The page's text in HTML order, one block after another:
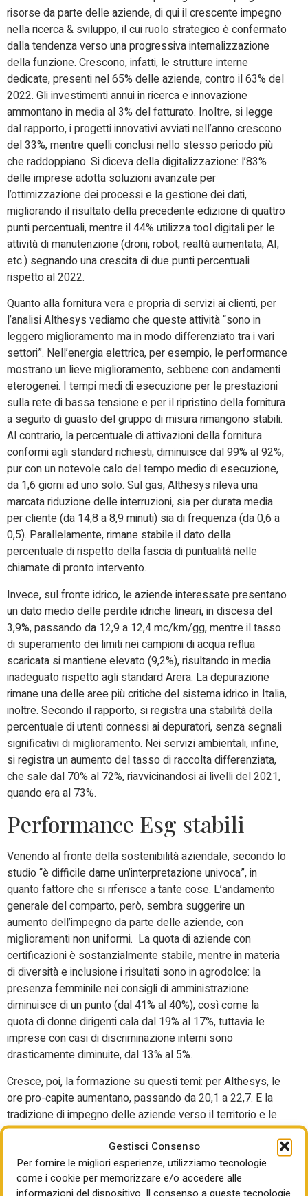
Gestisci Consenso
Per fornire le migliori esperienze, utilizziamo tecnologie
come i cookie per memorizzare e/o accedere alle
informazioni del dispositivo. Il consenso a queste tecnologie
risorse da parte delle aziende, di qui il crescente impegno
nella ricerca & sviluppo, il cui ruolo strategico è confermato
dalla tendenza verso una progressiva internalizzazione
della funzione. Crescono, infatti, le strutture interne
dedicate, presenti nel 65% delle aziende, contro il 63% del
2022. Gli investimenti annui in ricerca e innovazione
ammontano in media al 3% del fatturato. Inoltre, si legge
dal rapporto, i progetti innovativi avviati nell’anno crescono
del 33%, mentre quelli conclusi nello stesso periodo più
che raddoppiano. Si diceva della digitalizzazione: l’83%
delle imprese adotta soluzioni avanzate per
l’ottimizzazione dei processi e la gestione dei dati,
migliorando il risultato della precedente edizione di quattro
punti percentuali, mentre il 44% utilizza tool digitali per le
attività di manutenzione (droni, robot, realtà aumentata, AI,
etc.) segnando una crescita di due punti percentuali
rispetto al 2022.
Quanto alla fornitura vera e propria di servizi ai clienti, per
l’analisi Althesys vediamo che queste attività “sono in
leggero miglioramento ma in modo differenziato tra i vari
settori”. Nell’energia elettrica, per esempio, le performance
mostrano un lieve miglioramento, sebbene con andamenti
eterogenei. I tempi medi di esecuzione per le prestazioni
sulla rete di bassa tensione e per il ripristino della fornitura
a seguito di guasto del gruppo di misura rimangono stabili.
Al contrario, la percentuale di attivazioni della fornitura
conformi agli standard richiesti, diminuisce dal 99% al 92%,
pur con un notevole calo del tempo medio di esecuzione,
da 1,6 giorni ad uno solo. Sul gas, Althesys rileva una
marcata riduzione delle interruzioni, sia per durata media
per cliente (da 14,8 a 8,9 minuti) sia di frequenza (da 0,6 a
0,5). Parallelamente, rimane stabile il dato della
percentuale di rispetto della fascia di puntualità nelle
chiamate di pronto intervento.
Invece, sul fronte idrico, le aziende interessate presentano
un dato medio delle perdite idriche lineari, in discesa del
3,9%, passando da 12,9 a 12,4 mc/km/gg, mentre il tasso
di superamento dei limiti nei campioni di acqua reflua
scaricata si mantiene elevato (9,2%), risultando in media
inadeguato rispetto agli standard Arera. La depurazione
rimane una delle aree più critiche del sistema idrico in Italia,
inoltre. Secondo il rapporto, si registra una stabilità della
percentuale di utenti connessi ai depuratori, senza segnali
significativi di miglioramento. Nei servizi ambientali, infine,
si registra un aumento del tasso di raccolta differenziata,
che sale dal 70% al 72%, riavvicinandosi ai livelli del 2021,
quando era al 73%.
Performance Esg stabili
Venendo al fronte della sostenibilità aziendale, secondo lo
studio “è difficile darne un’interpretazione univoca”, in
quanto fattore che si riferisce a tante cose. L’andamento
generale del comparto, però, sembra suggerire un
aumento dell’impegno da parte delle aziende, con
miglioramenti non uniformi. La quota di aziende con
certificazioni è sostanzialmente stabile, mentre in materia
di diversità e inclusione i risultati sono in agrodolce: la
presenza femminile nei consigli di amministrazione
diminuisce di un punto (dal 41% al 40%), così come la
quota di donne dirigenti cala dal 19% al 17%, tuttavia le
imprese con casi di discriminazione interni sono
drasticamente diminuite, dal 13% al 5%.
Cresce, poi, la formazione su questi temi: per Althesys, le
ore pro-capite aumentano, passando da 20,1 a 22,7. E la
tradizione di impegno delle aziende verso il territorio e le
comunità si concretizza anche attraverso iniziative e
progetti nelle scuole. Si stima che, complessivamente, tali
attività raggiungano ogni anno 500.000 studenti, con
investimenti pari a 20,6 milioni di euro e l’impiego di 700